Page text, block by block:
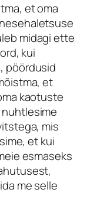
et oma
midagi ette
kui
pöördusid
et
kaotuste
mis
et kui
esmaseks
me selle